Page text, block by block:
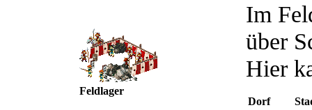
Feldlager
Im
über
Hier
Dorf